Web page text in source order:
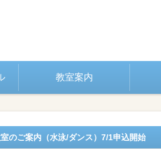
教室案内
のご案内（水泳/ダンス）7/1申込開始